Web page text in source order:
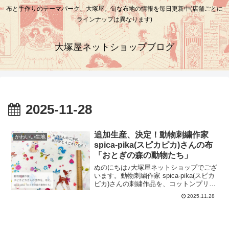
布と手作りのテーマパーク、大塚屋。旬な布地の情報を毎日更新中(店舗ごとに
ラインナップは異なります)
大塚屋ネットショップブログ
2025-11-28
かわいい生地
追加生産、決定！動物刺繍作家
spica-pika(スピカピカ)さんの布
「おとぎの森の動物たち」
ぬのにちは♪大塚屋ネットショップでござ
います。動物刺繍作家 spica-pika(スピカ
ピカ)さんの刺繍作品を、コットンプリン
ト生地で表現した「おとぎの森の動物た
ち」。この投稿をInstagramで見るスピカ
2025.11.28